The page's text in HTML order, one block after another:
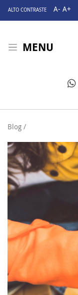
ALTO CONTRASTE A- A+
MENU
Blog /